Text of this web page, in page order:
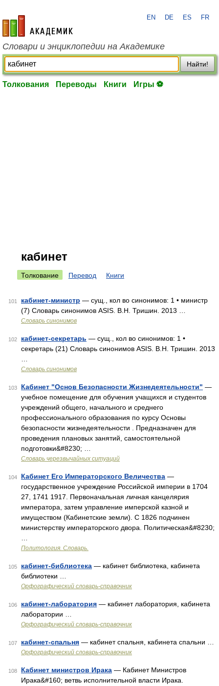
academic.ru
EN DE ES FR
Словари и энциклопедии на Академике
Найти!
Толкования Переводы Книги Игры ⚽
кабинет
Толкование Перевод Книги
101 кабинет-министр — сущ., кол во синонимов: 1 • министр
(7) Словарь синонимов ASIS. В.Н. Тришин. 2013 …
Словарь синонимов
102 кабинет-секретарь — сущ., кол во синонимов: 1 •
секретарь (21) Словарь синонимов ASIS. В.Н. Тришин. 2013
Словарь синонимов
103 Кабинет "Основ Безопасности Жизнедеятельности" —
учебное помещение для обучения учащихся и студентов
учреждений общего, начального и среднего
профессионального образования по курсу Основы
безопасности жизнедеятельности . Предназначен для
проведения плановых занятий, самостоятельной
подготовки&#8230; …
Словарь черезвычайных ситуаций
104 Кабинет Его Императорского Величества —
государственное учреждение Российской империи в 1704
27, 1741 1917. Первоначальная личная канцелярия
императора, затем управление имперской казной и
имуществом (Кабинетские земли). С 1826 подчинен
министерству императорского двора. Политическая&#8230;
Политология. Словарь.
105 кабинет-библиотека — кабинет библиотека, кабинета
библиотеки …
Орфографический словарь-справочник
106 кабинет-лаборатория — кабинет лаборатория, кабинета
лаборатории …
Орфографический словарь-справочник
107 кабинет-спальня — кабинет спальня, кабинета спальни …
Орфографический словарь-справочник
108 Кабинет министров Ирака — Кабинет Министров
Ирака&#160; ветвь исполнительной власти Ирака.